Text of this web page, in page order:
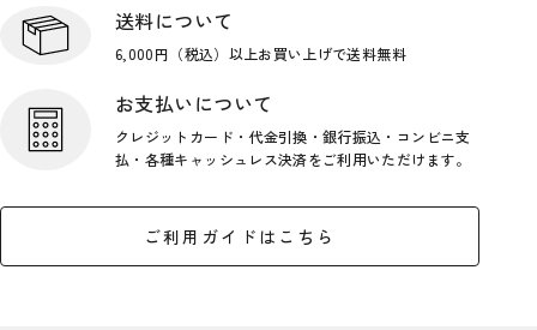
送料について
6,000円（税込）以上お買い上げで送料無料
お支払いについて
クレジットカード・代金引換・銀行振込・コンビニ支
払・各種キャッシュレス決済をご利用いただけます。
ご利用ガイドはこちら